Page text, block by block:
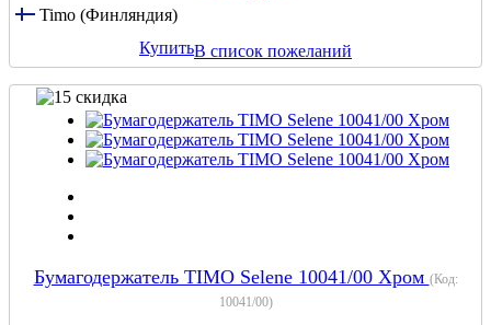
Timo (Финляндия)
КупитьВ список пожеланий
Бумагодержатель TIMO Selene 10041/00 Хром (Код:
10041/00)